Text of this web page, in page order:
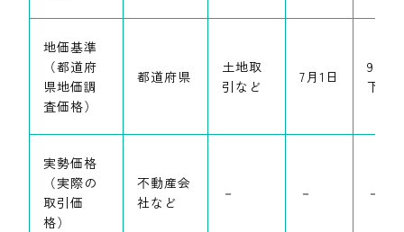
地価基準
（都道府
県地価調
査価格）
都道府県
土地取
引など
7月1日
9月
下旬
実勢価格
（実際の
取引価
格）
不動産会
社など
－ － －